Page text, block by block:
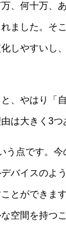
、何十万、
ました。そ
しやすいし
、やはり「
は大きく3つ
う点です。今
バイスのよ
とができま
空間を持つ